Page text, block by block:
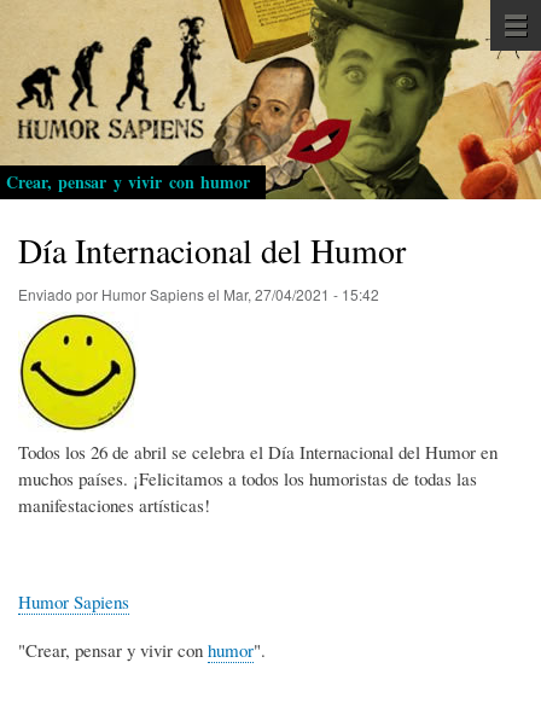
Pasar
al
contenido
principal
Crear, pensar y vivir con humor
Día Internacional del Humor
Enviado por Humor Sapiensel Mar, 27/04/2021 - 15:42
Todos los 26 de abril se celebra el Día Internacional del Humor en
muchos países. ¡Felicitamos a todos los humoristas de todas las
manifestaciones artísticas!
Humor Sapiens
"Crear, pensar y vivir con humor".